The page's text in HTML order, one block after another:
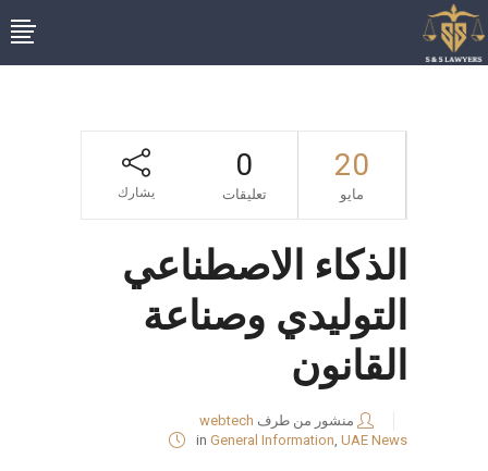
20
مايو
0
تعليقات يشارك
الذكاء الاصطناعي
التوليدي وصناعة
القانون
منشور من طرف webtech
in General Information, UAE News